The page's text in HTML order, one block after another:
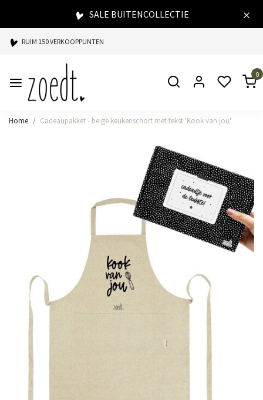
SALE BUITENCOLLECTIE
RUIM 150 VERKOOPPUNTEN
SPAARPUNTEN BIJ ELKE AANKOOP
SNELLE LEVERING
0
Home Cadeaupakket - beige keukenschort met tekst 'Kook van jou'
Vorige